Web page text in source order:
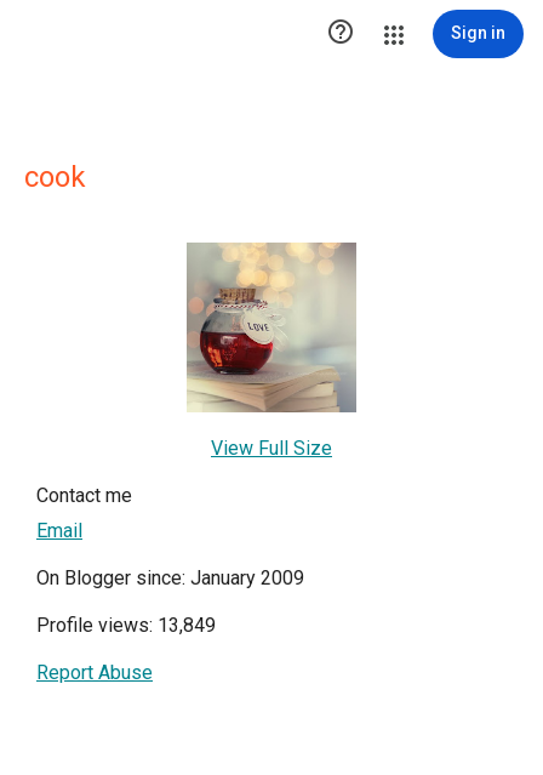
 Sign in
cook
View Full Size
Contact me
Email
On Blogger since: January 2009
Profile views: 13,849
Report Abuse